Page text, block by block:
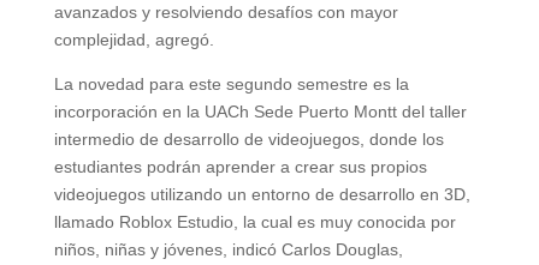
avanzados y resolviendo desafíos con mayor
complejidad, agregó.
La novedad para este segundo semestre es la
incorporación en la UACh Sede Puerto Montt del taller
intermedio de desarrollo de videojuegos, donde los
estudiantes podrán aprender a crear sus propios
videojuegos utilizando un entorno de desarrollo en 3D,
llamado Roblox Estudio, la cual es muy conocida por
niños, niñas y jóvenes, indicó Carlos Douglas,